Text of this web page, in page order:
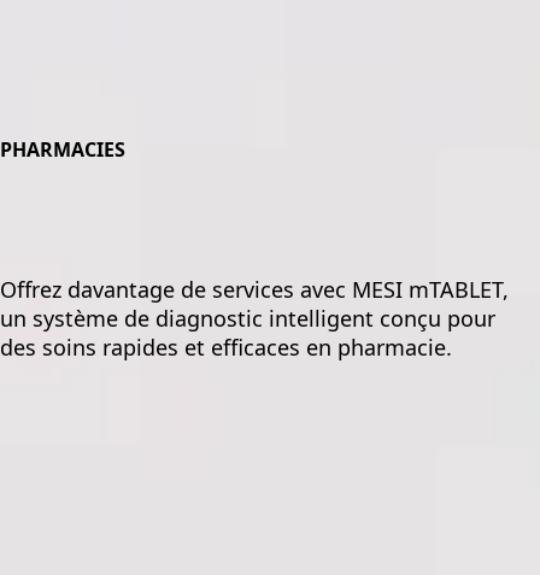
PHARMACIES
Offrez davantage de services avec MESI mTABLET,
un système de diagnostic intelligent conçu pour
des soins rapides et efficaces en pharmacie.